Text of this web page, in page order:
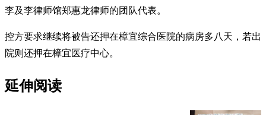
李及李律师馆郑惠龙律师的团队代表。
控方要求继续将被告还押在樟宜综合医院的病房多八天，若出
院则还押在樟宜医疗中心。
延伸阅读